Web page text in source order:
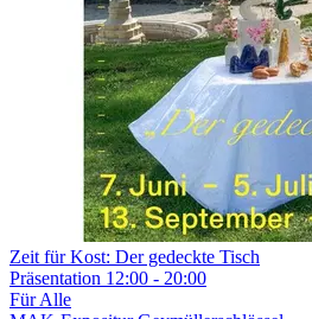
Zeit für Kost: Der gedeckte Tisch
Präsentation 12:00 - 20:00
Für Alle